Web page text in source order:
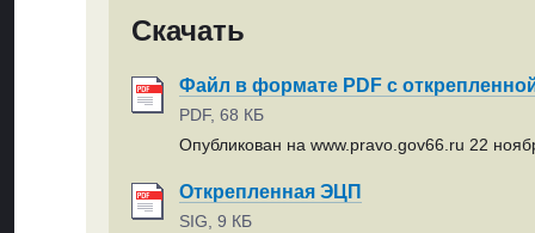
Скачать
Файл в формате PDF с
PDF, 68 КБ
Опубликован на www.pravo.gov66.ru 22
Открепленная ЭЦП
SIG, 9 КБ